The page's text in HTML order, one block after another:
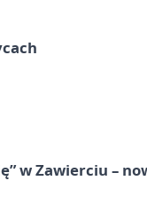
w Zawierciu –